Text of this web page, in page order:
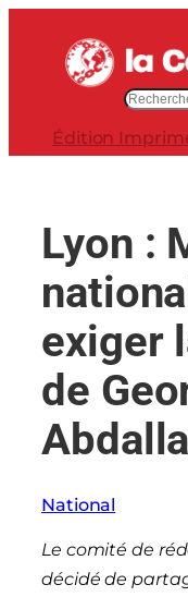
contenu
e
r
Édition
Lyon :
exiger
de
National
Le comité de
décidé de